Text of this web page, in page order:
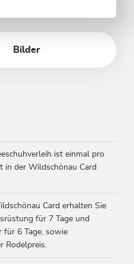
Bilder
ist einmal pro
in der Wildschönau Card
Card erhalten Sie
für 7 Tage und
für 6 Tage, sowie
Rodelpreis.